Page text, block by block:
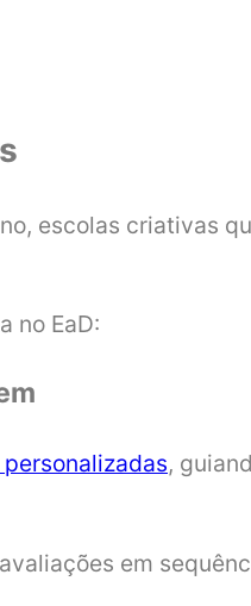
escolas criativas
no EaD:
,
em